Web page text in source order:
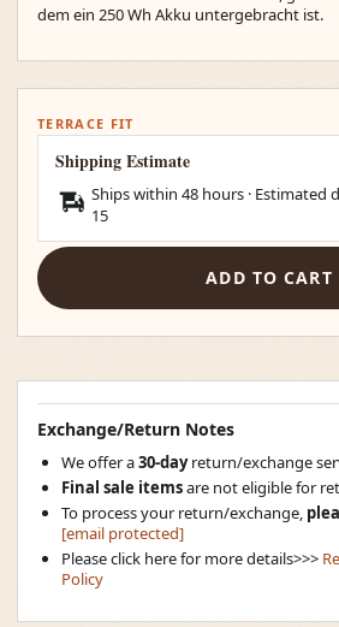
dem ein 250 Wh Akku untergebracht ist.
TERRACE FIT
Shipping Estimate
Ships within 48 hours · Estimated
15
ADD TO CART
Exchange/Return Notes
We offer a30-dayreturn/exchange
Final sale itemsare not eligible for
To process your return/exchange,
[email protected]
Please click here for more details>>>
Policy